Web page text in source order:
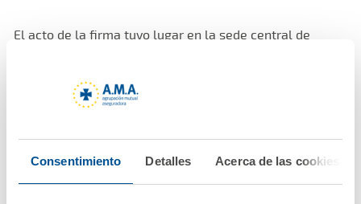
Consentimiento Detalles Acerca de las cookies
El acto de la firma tuvo lugar en la sede central de
mientras que la Mutua estuvo representada por Diego
Murillo, presidente de A.M.A. y de la Fundación A.M.A.
a la amplia gama de productos que ofrece la Mutua.